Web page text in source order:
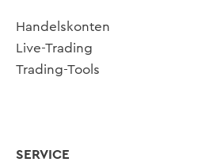
Handelskonten
Live-Trading
Trading-Tools
SERVICE